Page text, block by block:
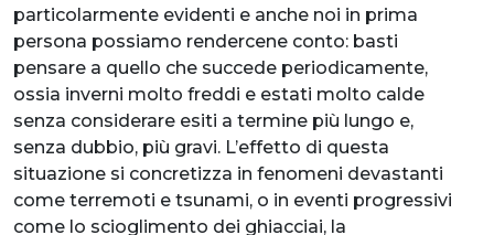
particolarmente evidenti e anche noi in prima
persona possiamo rendercene conto: basti
pensare a quello che succede periodicamente,
ossia inverni molto freddi e estati molto calde
senza considerare esiti a termine più lungo e,
senza dubbio, più gravi. L’effetto di questa
situazione si concretizza in fenomeni devastanti
come terremoti e tsunami, o in eventi progressivi
come lo scioglimento dei ghiacciai, la